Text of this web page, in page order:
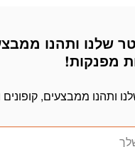
שלנו ותהנו
מפנקות!
ותהנו ממבצעים,